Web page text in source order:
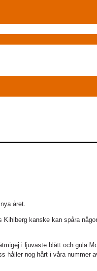
året.
kanske kan spåra
i ljuvaste blått och gula
håller nog hårt i våra nummer